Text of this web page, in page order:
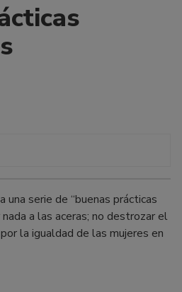
una serie de “buenas prácticas
nada a las aceras; no destrozar el
la igualdad de las mujeres en